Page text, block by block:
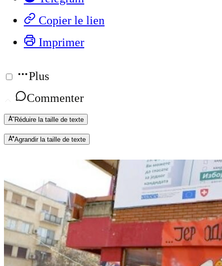
Copier le lien
Imprimer
Plus
Commenter
Réduire la taille de texte
Agrandir la taille de texte